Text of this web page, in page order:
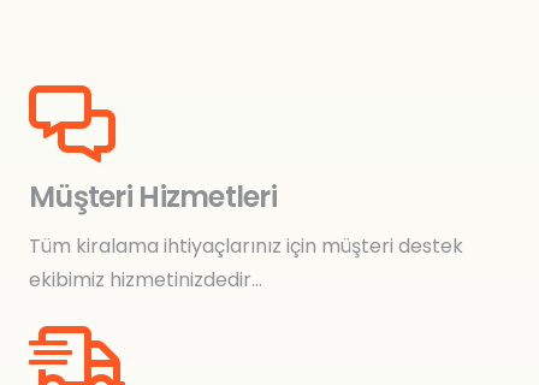
Müşteri Hizmetleri
Tüm kiralama ihtiyaçlarınız için müşteri destek
ekibimiz hizmetinizdedir…